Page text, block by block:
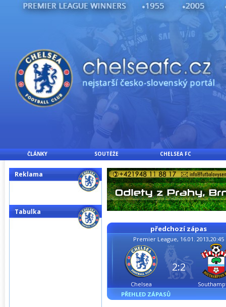
ČLÁNKY SOUTĚŽE CHELSEA FC
předchozí zápas
Premier League, 16.01. 2013,20:45
Chelsea
2:2
PŘEHLED ZÁPASŮ
Reklama
Tabulka